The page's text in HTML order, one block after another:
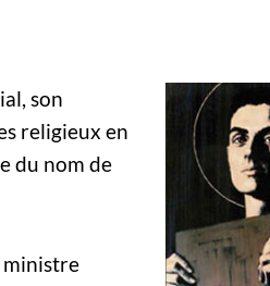
son
religieux en
du nom de
ministre